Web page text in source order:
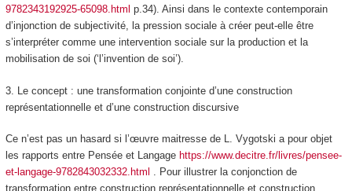
9782343192925-65098.html p.34). Ainsi dans le contexte contemporain
d’injonction de subjectivité, la pression sociale à créer peut-elle être
s’interpréter comme une intervention sociale sur la production et la
mobilisation de soi (‘l’invention de soi’).
3. Le concept : une transformation conjointe d’une construction
représentationnelle et d’une construction discursive
Ce n’est pas un hasard si l’œuvre maitresse de L. Vygotski a pour objet
les rapports entre Pensée et Langage https://www.decitre.fr/livres/pensee-
et-langage-9782843032332.html . Pour illustrer la conjonction de
transformation entre construction représentationnelle et construction